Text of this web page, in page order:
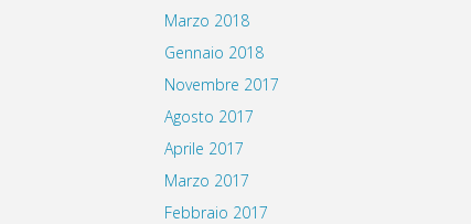
Marzo 2018
Gennaio 2018
Novembre 2017
Agosto 2017
Aprile 2017
Marzo 2017
Febbraio 2017